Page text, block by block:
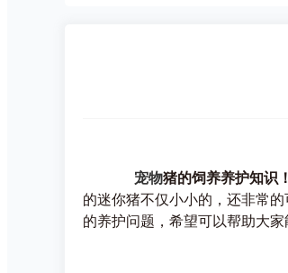
宠物猪的饲养养护知识
的迷你猪不仅小小的，还非常
的养护问题，希望可以帮助大